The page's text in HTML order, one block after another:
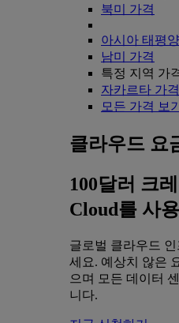
북미 가격
아시아 태평
남미 가격
특정 지역 가
자카르타 가격
모든 가격 보기
클라우드 요
100달러 크
Cloud를 사
글로벌 클라우드
세요. 예상치 않은
으며 모든 데이터
니다.